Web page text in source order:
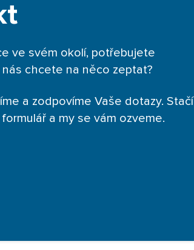
ve svém okolí, potřebujete
chcete na něco zeptat?
a zodpovíme Vaše dotazy. Stačí
a my se vám ozveme.